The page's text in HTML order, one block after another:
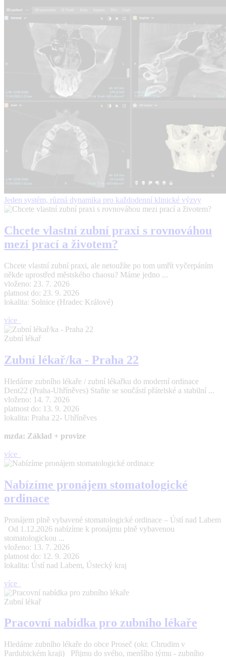
Jeden systém, různá dynamika pro každodenní klinické výzvy
Chcete vlastní zubní praxi s rovnováhou
mezi prací a životem?
Chcete vlastní zubní praxi, ale netoužíte po tom umřít vyčerpáním
někde uprostřed městského chaosu? Máme jedno ...
vloženo: 23. 7. 2026
platnost do: 23. 9. 2026
lokalita: Solnice (Hradec Králové)
více
Zubní lékař
Zubní lékař/ka - Praha 22
Hledáme zubního lékaře / zubní lékařku do moderní ordinace
Dent22 (Praha-Uhříněves) Staňte se součástí přátelské a stabilní ...
vloženo: 14. 7. 2026
platnost do: 13. 9. 2026
lokalita: Praha 22- Uhříněves
mzda: Základ + provize
více
Nabízíme pronájem stomatologické
ordinace
Pronájem plně vybavené stomatologické ordinace – Ústí nad Labem
Od 1.12.2026 nabízíme k pronájmu plně vybavenou
stomatologickou ...
vloženo: 13. 7. 2026
platnost do: 12. 9. 2026
lokalita: Ústí nad Labem, Ústecký kraj
více
Zubní lékař
Pracovní nabídka pro zubního lékaře
Hledáme zubního lékaře do obce Proseč (okr. Chrudim v
Pardubickém kraji) Přijmu do svého, menšího týmu - zubního